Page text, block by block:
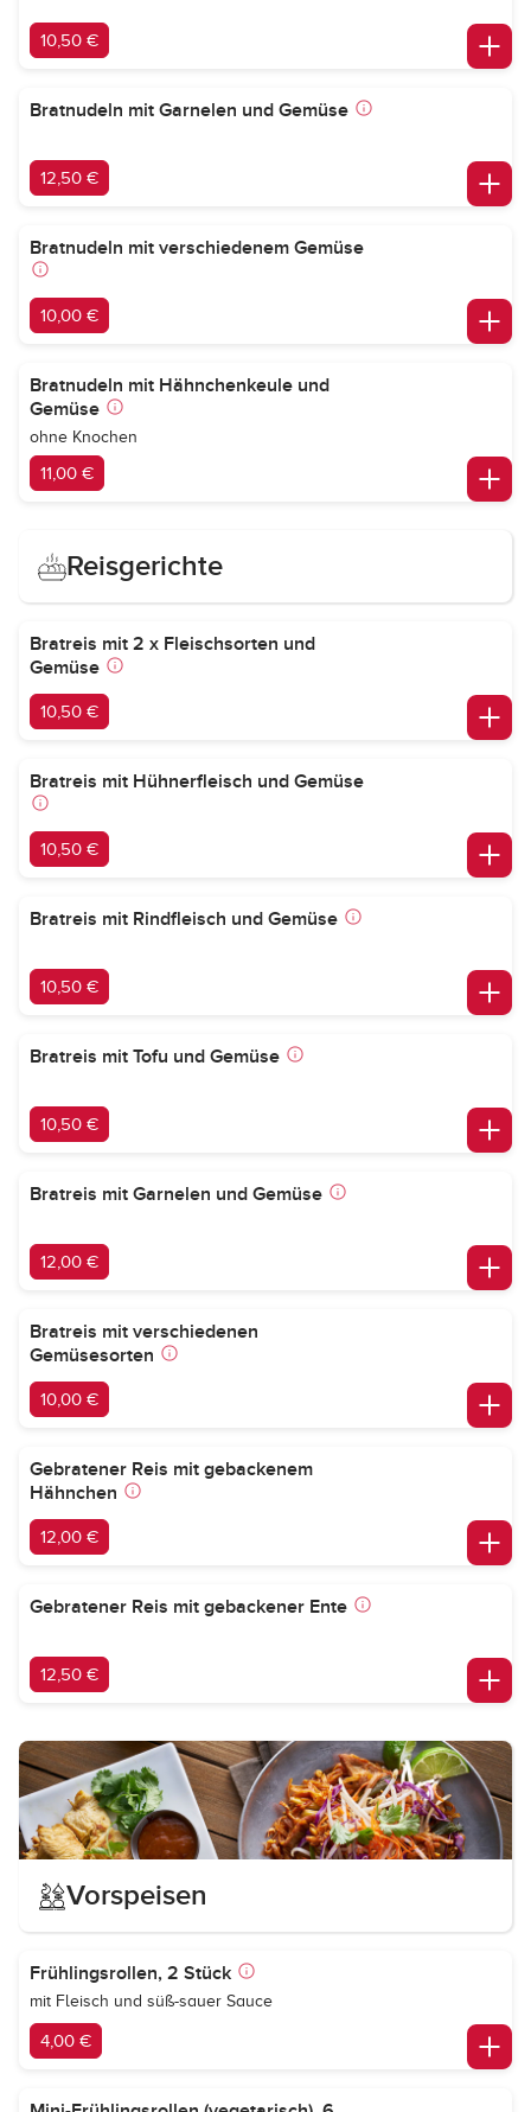
10,50 €
Bratnudeln mit Garnelen und Gemüse
12,50 €
Bratnudeln mit verschiedenem Gemüse
10,00 €
Bratnudeln mit Hähnchenkeule und
Gemüse
ohne Knochen
11,00 €
Reisgerichte
Bratreis mit 2 x Fleischsorten und
Gemüse
10,50 €
Bratreis mit Hühnerfleisch und Gemüse
10,50 €
Bratreis mit Rindfleisch und Gemüse
10,50 €
Bratreis mit Tofu und Gemüse
10,50 €
Bratreis mit Garnelen und Gemüse
12,00 €
Bratreis mit verschiedenen
Gemüsesorten
10,00 €
Gebratener Reis mit gebackenem
Hähnchen
12,00 €
Gebratener Reis mit gebackener Ente
12,50 €
Vorspeisen
Frühlingsrollen, 2 Stück
mit Fleisch und süß-sauer Sauce
4,00 €